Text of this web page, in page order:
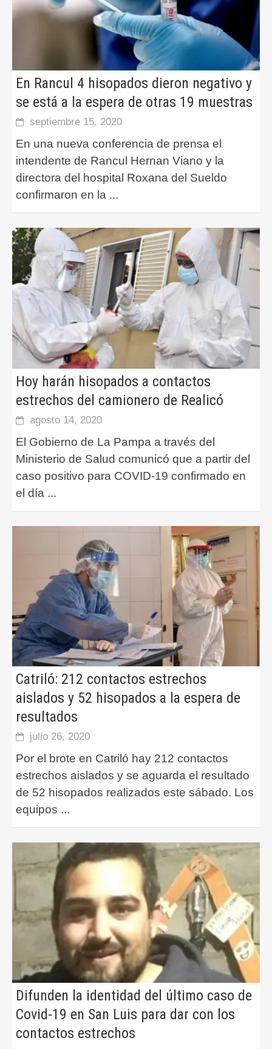
En Rancul 4 hisopados dieron negativo y
se está a la espera de otras 19 muestras
septiembre 15, 2020
En una nueva conferencia de prensa el
intendente de Rancul Hernan Viano y la
directora del hospital Roxana del Sueldo
confirmaron en la ...
Hoy harán hisopados a contactos
estrechos del camionero de Realicó
agosto 14, 2020
El Gobierno de La Pampa a través del
Ministerio de Salud comunicó que a partir del
caso positivo para COVID-19 confirmado en
el día ...
Catriló: 212 contactos estrechos
aislados y 52 hisopados a la espera de
resultados
julio 26, 2020
Por el brote en Catriló hay 212 contactos
estrechos aislados y se aguarda el resultado
de 52 hisopados realizados este sábado. Los
equipos ...
Difunden la identidad del último caso de
Covid-19 en San Luis para dar con los
contactos estrechos